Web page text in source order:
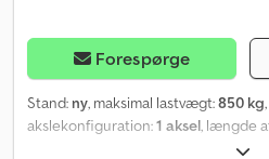
Forespørge
Stand: ny, maksimal lastvægt:850 kg
akslekonfiguration:1 aksel, længde
, samlet